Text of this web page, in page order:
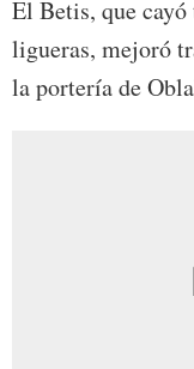
El Betis, que
ligueras, mejoró
la portería de